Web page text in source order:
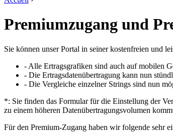
Premiumzugang und
Sie können unser Portal in seiner kostenfreien und
- Alle Ertragsgrafiken sind auch auf mobilen
- Die Ertragsdatenübertragung kann nun
- Die Vergleiche einzelner Strings sind nun
*: Sie finden das Formular für die Einstellung der
zu einem höheren Datenübertragungsvolumen
Für den Premium-Zugang haben wir folgende sehr